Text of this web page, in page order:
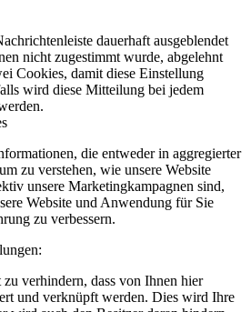
dauerhaft ausgeblendet
nicht zugestimmt wurde, abgelehnt
Cookies, damit diese Einstellung
wird diese Mitteilung bei jedem
die entweder in aggregierter
zu verstehen, wie unsere Website
unsere Marketingkampagnen sind,
Website und Anwendung für Sie
zu verbessern.
verhindern, dass von Ihnen hier
und verknüpft werden. Dies wird Ihre